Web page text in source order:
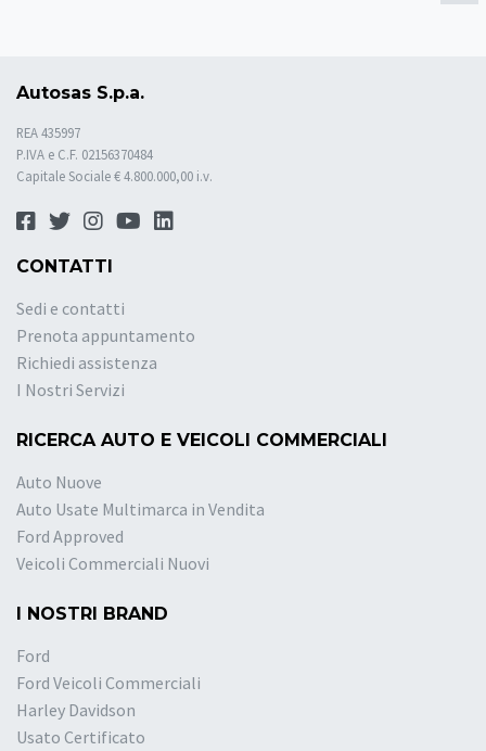
Autosas S.p.a.
REA 435997
P.IVA e C.F. 02156370484
Capitale Sociale € 4.800.000,00 i.v.
CONTATTI
Sedi e contatti
Prenota appuntamento
Richiedi assistenza
I Nostri Servizi
RICERCA AUTO E VEICOLI COMMERCIALI
Auto Nuove
Auto Usate Multimarca in Vendita
Ford Approved
Veicoli Commerciali Nuovi
I NOSTRI BRAND
Ford
Ford Veicoli Commerciali
Harley Davidson
Usato Certificato